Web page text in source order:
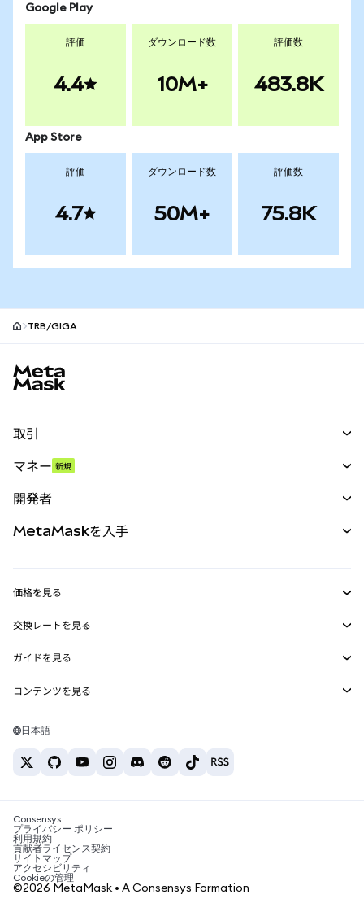
Google Play
評価
4.4
ダウンロード数
10M+
評価数
483.8K
App Store
評価
4.7
ダウンロード数
50M+
評価数
75.8K
TRB/GIGA
取引
パーペチュアル
RWA
マネー 新規
開発者
MetaMask Connect
Snaps
Web3サービス
MetaMaskを入手
セキュリティ
サポート
キャリア
お問い合わせ
価格を見る
イーサリアムの価格
Solanaの価格
Tetherの価格
交換レートを見る
ETH→USD
USDT→INR
BTC→INR
ETH→USDT
ガイドを見る
ETHの購入
USDTの購入
SHIBの購入
BNBの購入
コンテンツを見る
Solanaウォレット
税制関連ニュース
暗号資産の購入方法は？
ビットコインを売るには？
日本語
Consensys
プライバシー ポリシー
利用規約
貢献者ライセンス契約
サイトマップ
アクセシビリティ
Cookieの管理
©2026 MetaMask • A Consensys Formation